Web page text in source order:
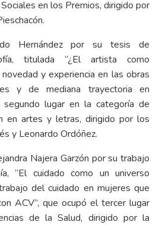
en los Premios, dirigido por
Hernández por su tesis de
titulada “¿El artista como
y experiencia en las obras
y de mediana trayectoria en
lugar en la categoría de
en artes y letras, dirigido por los
y Leonardo Ordóñez.
Najera Garzón por su trabajo
“El cuidado como un universo
del cuidado en mujeres que
ACV”, que ocupó el tercer lugar
de la Salud, dirigido por la